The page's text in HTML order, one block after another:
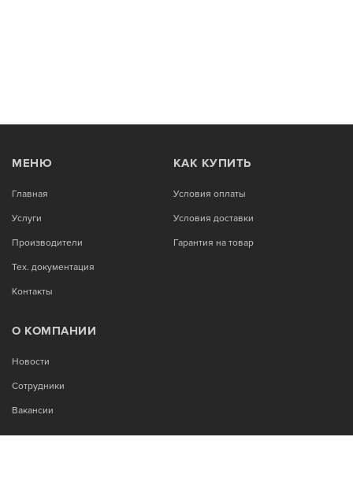
МЕНЮ
Главная
Услуги
Производители
Тех. документация
Контакты
КАК КУПИТЬ
Условия оплаты
Условия доставки
Гарантия на товар
О КОМПАНИИ
Новости
Сотрудники
Вакансии